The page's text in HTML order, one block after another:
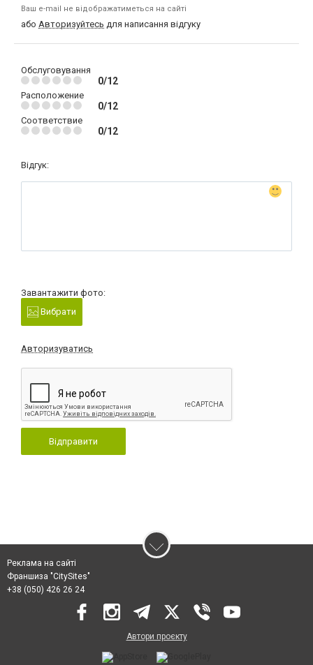
Ваш e-mail не відображатиметься на сайті
або Авторизуйтесь для написання відгуку
Обслуговування
0/12
Расположение
0/12
Соответствие
0/12
Відгук:
Завантажити фото:
Вибрати
Авторизуватись
Відправити
Реклама на сайті
Франшиза "CitySites"
+38 (050) 426 26 24
Автори проєкту